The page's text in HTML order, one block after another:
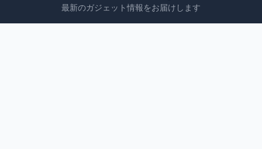
最新のガジェット情報をお届けします